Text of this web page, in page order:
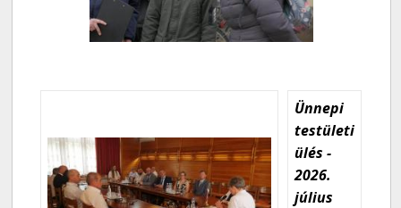
Ünnepi
testületi
ülés -
2026.
július